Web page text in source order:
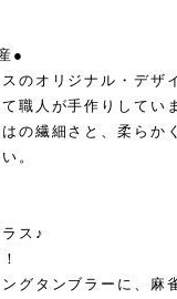
●
のオリジナル・デザ
職人が手作りしてい
の繊細さと、柔らか
。
ス♪
グタンブラーに、麻